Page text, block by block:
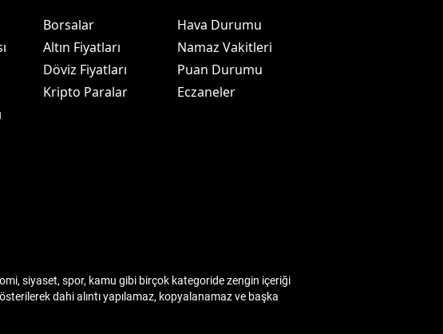
Borsalar
Altın Fiyatları
Döviz Fiyatları
Kripto Paralar
Hava Durumu
Namaz Vakitleri
Puan Durumu
Eczaneler
siyaset, spor, kamu gibi birçok kategoride zengin içeriği
dahi alıntı yapılamaz, kopyalanamaz ve başka